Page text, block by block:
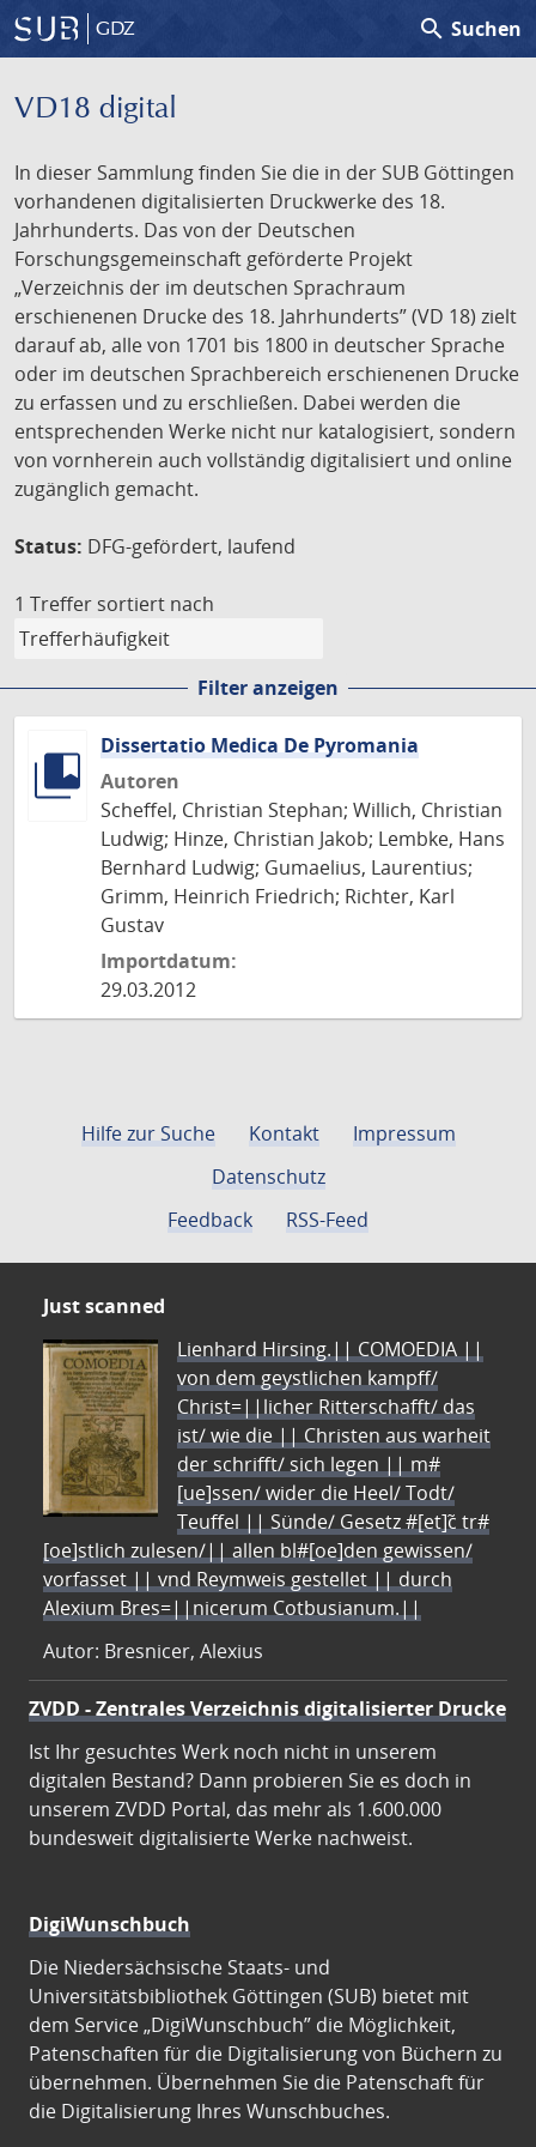
GDZ search Suchen
VD18 digital
In dieser Sammlung finden Sie die in der SUB Göttingen
vorhandenen digitalisierten Druckwerke des 18.
Jahrhunderts. Das von der Deutschen
Forschungsgemeinschaft geförderte Projekt
„Verzeichnis der im deutschen Sprachraum
erschienenen Drucke des 18. Jahrhunderts” (VD 18) zielt
darauf ab, alle von 1701 bis 1800 in deutscher Sprache
oder im deutschen Sprachbereich erschienenen Drucke
zu erfassen und zu erschließen. Dabei werden die
entsprechenden Werke nicht nur katalogisiert, sondern
von vornherein auch vollständig digitalisiert und online
zugänglich gemacht.
Status: DFG-gefördert, laufend
1 Treffer sortiert nach
Filter anzeigen
Dissertatio Medica De Pyromania
Autoren
Scheffel, Christian Stephan; Willich, Christian
Ludwig; Hinze, Christian Jakob; Lembke, Hans
Bernhard Ludwig; Gumaelius, Laurentius;
Grimm, Heinrich Friedrich; Richter, Karl
Gustav
Importdatum:
29.03.2012
Hilfe zur Suche Kontakt
Impressum
Datenschutz
Feedback
RSS-Feed
Just scanned
Lienhard Hirsing.|| COMOEDIA ||
von dem geystlichen kampff/
Christ=||licher Ritterschafft/ das
ist/ wie die || Christen aus warheit
der schrifft/ sich legen || m#
[ue]ssen/ wider die Heel/ Todt/
Teuffel || Sünde/ Gesetz #[et]c̃ tr#
[oe]stlich zulesen/|| allen bl#[oe]den gewissen/
vorfasset || vnd Reymweis gestellet || durch
Alexium Bres=||nicerum Cotbusianum.||
Autor: Bresnicer, Alexius
ZVDD - Zentrales Verzeichnis digitalisierter Drucke
Ist Ihr gesuchtes Werk noch nicht in unserem
digitalen Bestand? Dann probieren Sie es doch in
unserem ZVDD Portal, das mehr als 1.600.000
bundesweit digitalisierte Werke nachweist.
DigiWunschbuch
Die Niedersächsische Staats- und
Universitätsbibliothek Göttingen (SUB) bietet mit
dem Service „DigiWunschbuch” die Möglichkeit,
Patenschaften für die Digitalisierung von Büchern zu
übernehmen. Übernehmen Sie die Patenschaft für
die Digitalisierung Ihres Wunschbuches.